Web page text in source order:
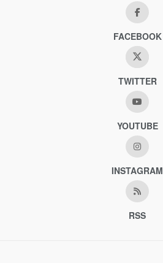
FACEBOOK
TWITTER
YOUTUBE
INSTAGRAM
RSS